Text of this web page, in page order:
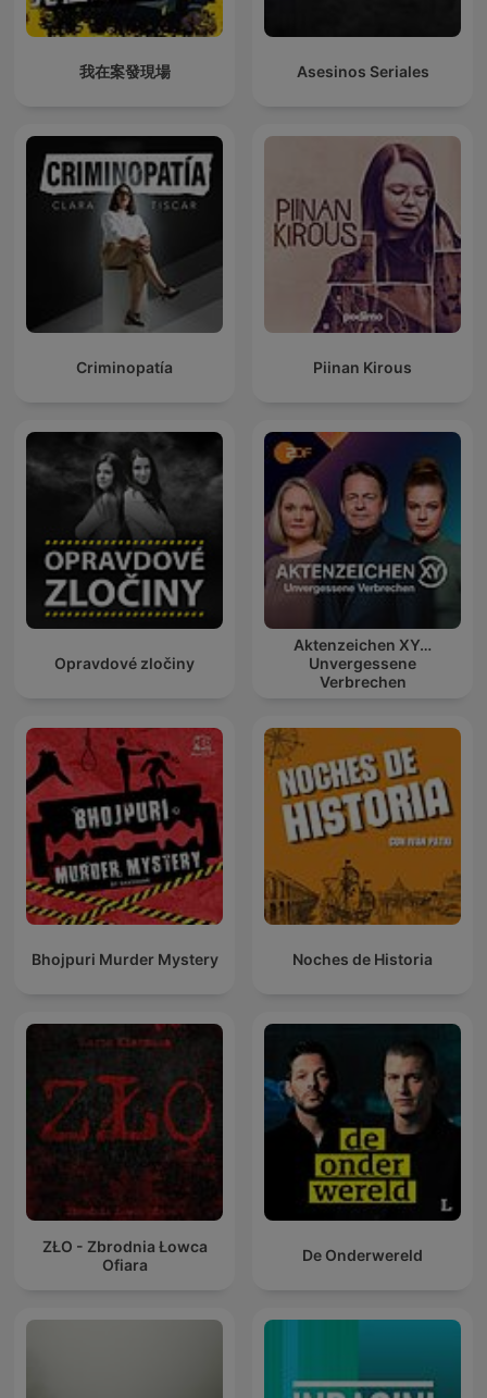
我在案發現場 Asesinos Seriales
Criminopatía Piinan Kirous
Opravdové zločiny
Aktenzeichen XY…
Unvergessene
Verbrechen
Bhojpuri Murder Mystery Noches de Historia
ZŁO - Zbrodnia Łowca
Ofiara
De Onderwereld